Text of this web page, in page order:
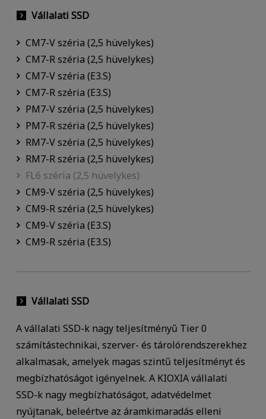
Vállalati SSD
CM7-V széria (2,5 hüvelykes)
CM7-R széria (2,5 hüvelykes)
CM7-V széria (E3.S)
CM7-R széria (E3.S)
PM7-V széria (2,5 hüvelykes)
PM7-R széria (2,5 hüvelykes)
RM7-V széria (2,5 hüvelykes)
RM7-R széria (2,5 hüvelykes)
FL6 széria (2,5 hüvelykes)
CM9-V széria (2,5 hüvelykes)
CM9-R széria (2,5 hüvelykes)
CM9-V széria (E3.S)
CM9-R széria (E3.S)
Vállalati SSD
A vállalati SSD-k nagy teljesítményű Tier 0
számítástechnikai, szerver- és tárolórendszerekhez
alkalmasak, amelyek magas szintű teljesítményt és
megbízhatóságot igényelnek. A KIOXIA vállalati
SSD-k nagy megbízhatóságot, adatvédelmet
nyújtanak, beleértve az áramkimaradás elleni